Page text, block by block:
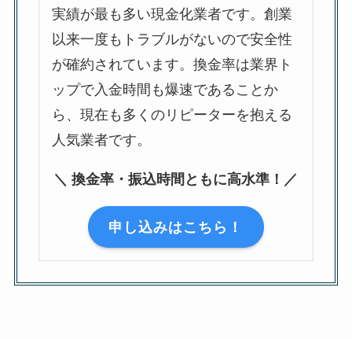
実績が最も多い現金化業者です。創業
以来一度もトラブルがないので安全性
が確約されています。換金率は業界ト
ップで入金時間も爆速であることか
ら、現在も多くのリピーターを抱える
人気業者です。
＼ 換金率・振込時間ともに高水準！／
申し込みはこちら！